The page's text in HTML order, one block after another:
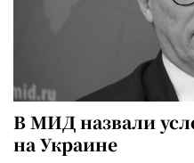
В МИД назвали
на Украине